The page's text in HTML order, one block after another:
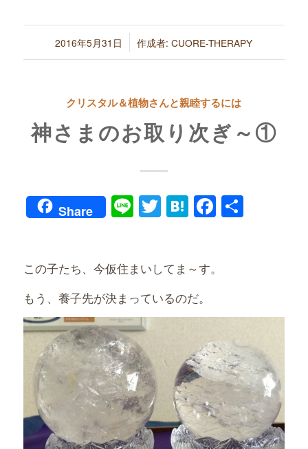
2016年5月31日
/ 作成者:CUORE-THERAPY
クリスタル＆植物さんと親睦するには
神さまのお取り次ぎ～①
Share LineTwitter
Hatena共
この子たち、今仮住まいしてま～す。
もう、養子先が決まっているのだ。